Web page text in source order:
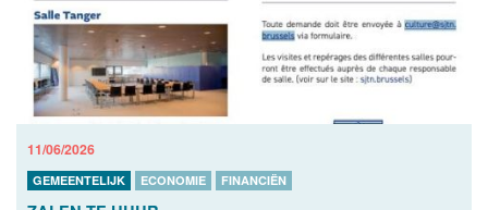
11/06/2026
GEMEENTELIJK ECONOMIE FINANCIËN